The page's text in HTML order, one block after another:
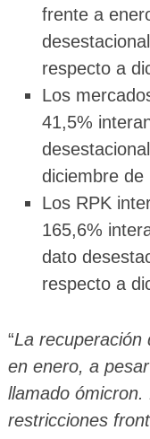
frente a
respecto a
Los
41,5%
diciembre de
Los RPK
165,6%
dato
respecto a
“La recuperación
en enero, a
llamado
restricciones